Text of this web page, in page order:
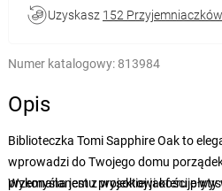
Uzyskasz 152 Przyjemniaczków
Numer katalogowy: 813984
Opis
Biblioteczka Tomi Sapphire Oak to
wprowadzi do Twojego domu
przemyślanemu projektowi oferuje
Wykonana jest z wysokiej jakości